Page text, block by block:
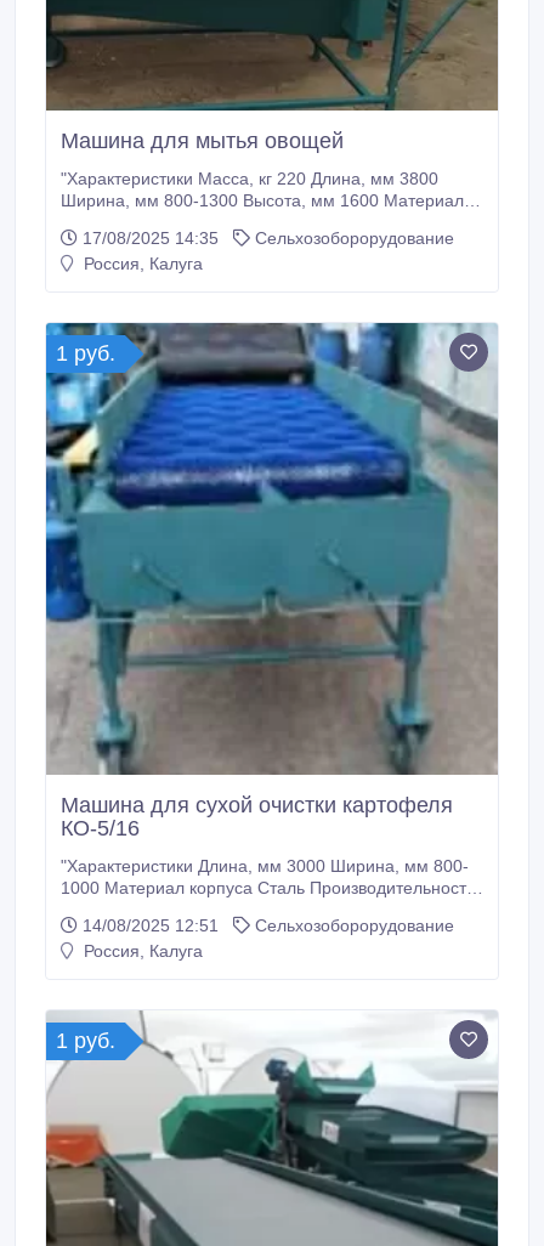
Машина для мытья овощей
"Характеристики Масса, кг 220 Длина, мм 3800
Ширина, мм 800-1300 Высота, мм 1600 Материал
предназначена для мытья овощей и картофеля, в
том числе и раннего. Особенности: • С торца
электрического мотора посредством ременных
передач.
17/08/2025 14:35
Сельхозоборорудование
Россия, Калуга
1 руб.
Машина для сухой очистки картофеля
КО-5/16
"Характеристики Длина, мм 3000 Ширина, мм 800-
1000 Материал корпуса Сталь Производительность,
овощей и картофеля при их сухом загрязнении.
Состоит из системы щеток и может быть оснащена
14/08/2025 12:51
Сельхозоборорудование
Россия, Калуга
1 руб.